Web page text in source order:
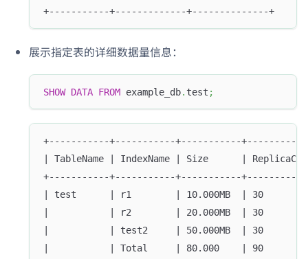
+-----------+-------------+--------------+
展示指定表的详细数据量信息：
SHOW DATA FROM example_db. test ;
+-----------+-----------+-----------
| TableName | IndexName | Size      |
+-----------+-----------+-----------
| test      | r1        | 10.000MB  | 30
|           | r2        | 20.000MB  | 30
|           | test2     | 50.000MB  | 30
|           | Total     | 80.000    | 90